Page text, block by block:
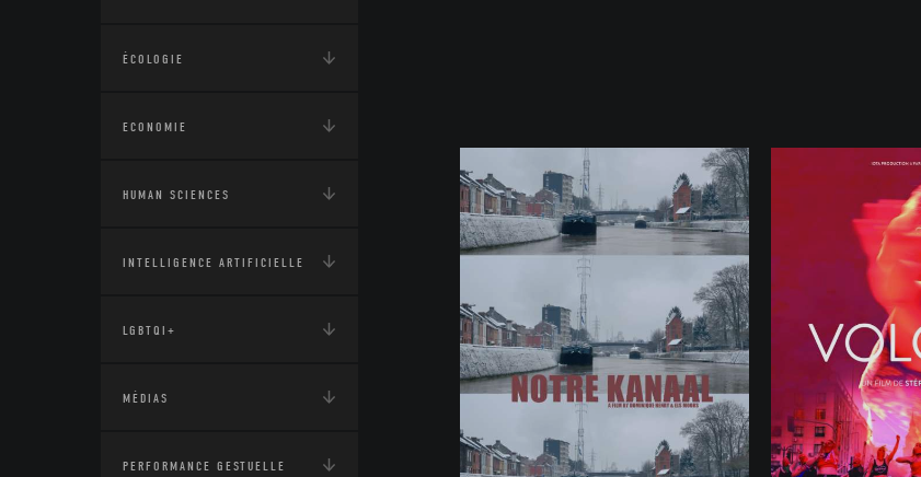
ÉCOLOGIE
ECONOMIE
HUMAN SCIENCES
INTELLIGENCE ARTIFICIELLE
LGBTQI+
MÉDIAS
PERFORMANCE GESTUELLE